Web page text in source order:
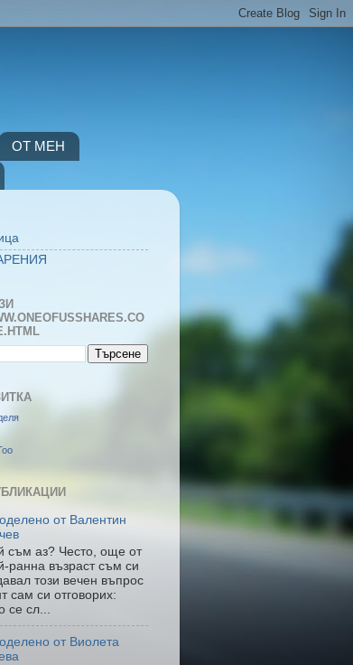
ОТ МЕН
от Валентин
съм аз? Често, още от
ранна възраст съм си
този вечен въпрос
сам си отговорих:
се сл...
от Виолета